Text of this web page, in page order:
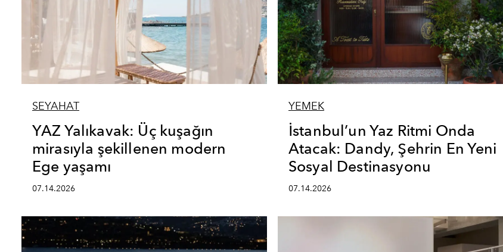
SEYAHAT
YAZ Yalıkavak: Üç kuşağın
mirasıyla şekillenen modern
Ege yaşamı
07.14.2026
YEMEK
İstanbul’un Yaz Ritmi Onda
Atacak: Dandy, Şehrin En Yeni
Sosyal Destinasyonu
07.14.2026